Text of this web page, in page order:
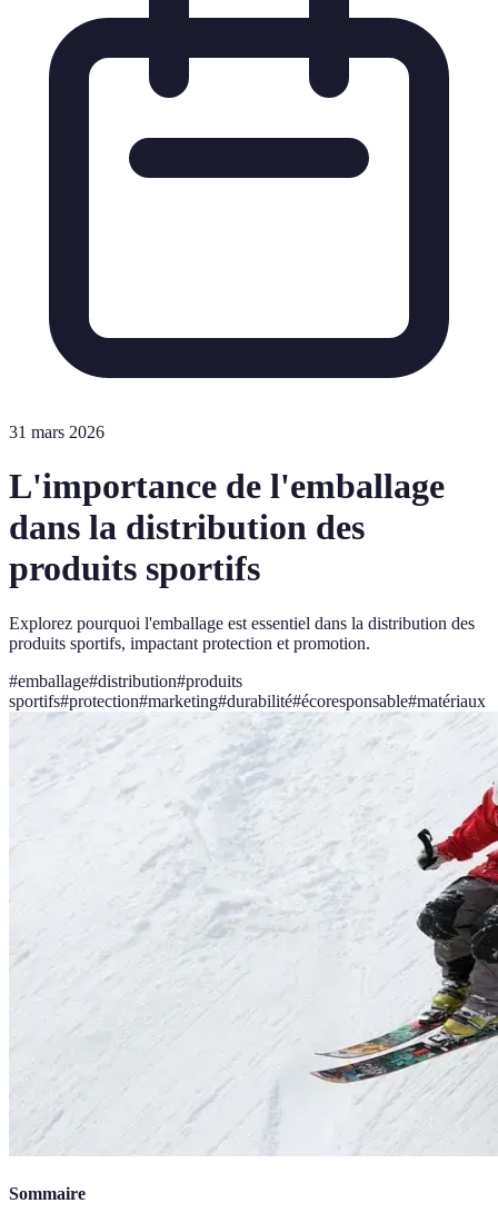
31 mars 2026
L'importance de l'emballage
dans la distribution des
produits sportifs
Explorez pourquoi l'emballage est essentiel dans la distribution des
produits sportifs, impactant protection et promotion.
#emballage#distribution#produits
sportifs#protection#marketing#durabilité#écoresponsable#matériaux
Sommaire